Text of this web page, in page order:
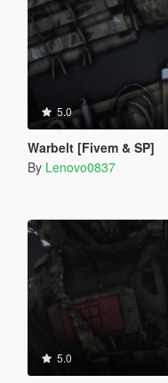
5.0
Warbelt [Fivem & SP]
By Lenovo0837
5.0